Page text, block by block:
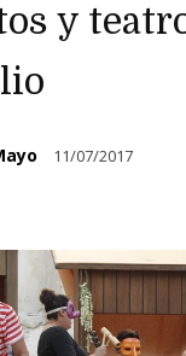
y
11/07/2017